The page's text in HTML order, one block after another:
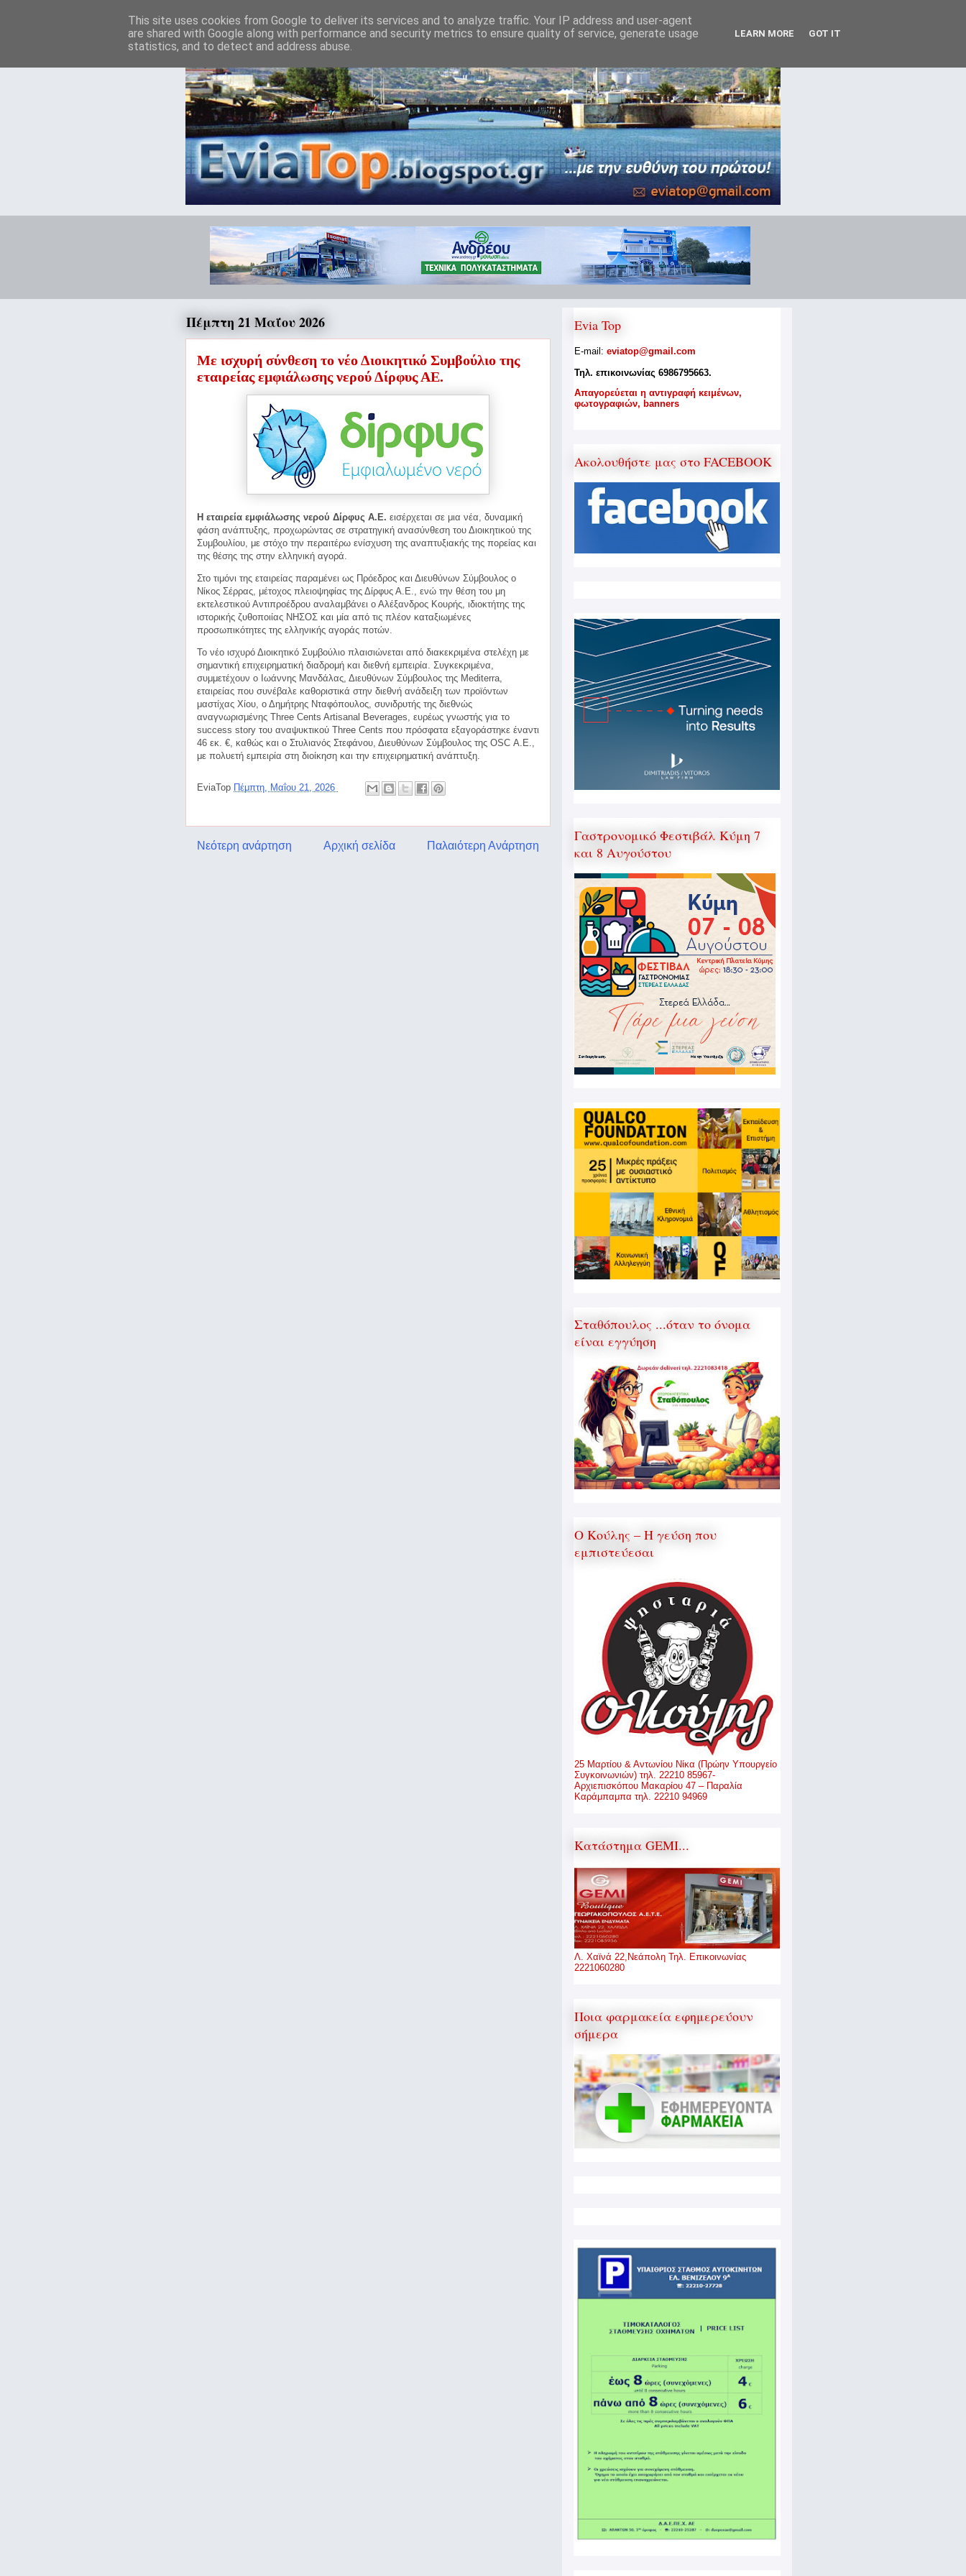
Πέμπτη 21 Μαΐου 2026
Με ισχυρή σύνθεση το νέο Διοικητικό Συμβούλιο της
εταιρείας εμφιάλωσης νερού Δίρφυς ΑΕ.
Η εταιρεία εμφιάλωσης νερού Δίρφυς Α.Ε. εισέρχεται σε μια νέα, δυναμική
φάση ανάπτυξης, προχωρώντας σε στρατηγική ανασύνθεση του Διοικητικού της
Συμβουλίου, με στόχο την περαιτέρω ενίσχυση της αναπτυξιακής της πορείας και
της θέσης της στην ελληνική αγορά.
Στο τιμόνι της εταιρείας παραμένει ως Πρόεδρος και Διευθύνων Σύμβουλος o
Νίκος Σέρρας, μέτοχος πλειοψηφίας της Δίρφυς Α.Ε., ενώ την θέση του μη
εκτελεστικού Αντιπροέδρου αναλαμβάνει ο Αλέξανδρος Κουρής, ιδιοκτήτης της
ιστορικής ζυθοποιίας ΝΗΣΟΣ και μία από τις πλέον καταξιωμένες
προσωπικότητες της ελληνικής αγοράς ποτών.
Το νέο ισχυρό Διοικητικό Συμβούλιο πλαισιώνεται από διακεκριμένα στελέχη με
σημαντική επιχειρηματική διαδρομή και διεθνή εμπειρία. Συγκεκριμένα,
συμμετέχουν ο Ιωάννης Μανδάλας, Διευθύνων Σύμβουλος της Mediterra,
εταιρείας που συνέβαλε καθοριστικά στην διεθνή ανάδειξη των προϊόντων
μαστίχας Χίου, ο Δημήτρης Νταφόπουλος, συνιδρυτής της διεθνώς
αναγνωρισμένης Three Cents Artisanal Beverages, ευρέως γνωστής για το
success story του αναψυκτικού Three Cents που πρόσφατα εξαγοράστηκε έναντι
46 εκ. €, καθώς και ο Στυλιανός Στεφάνου, Διευθύνων Σύμβουλος της OSC Α.Ε.,
με πολυετή εμπειρία στη διοίκηση και την επιχειρηματική ανάπτυξη.
EviaTop Πέμπτη, Μαΐου 21, 2026
Νεότερη ανάρτηση Παλαιότερη Ανάρτηση
Αρχική σελίδα
Evia Top
E-mail: eviatop@gmail.com
Τηλ. επικοινωνίας 6986795663.
Aπαγορεύεται η αντιγραφή κειμένων,
φωτογραφιών, banners
Ακολουθήστε μας στο FACEBOOK
Γαστρονομικό Φεστιβάλ Κύμη 7
και 8 Αυγούστου
Σταθόπουλος ...όταν το όνομα
είναι εγγύηση
Ο Κούλης – Η γεύση που
εμπιστεύεσαι
25 Μαρτίου & Αντωνίου Νίκα (Πρώην Υπουργείο
Συγκοινωνιών) τηλ. 22210 85967-
Αρχιεπισκόπου Μακαρίου 47 – Παραλία
Καράμπαμπα τηλ. 22210 94969
Κατάστημα GEMI...
Λ. Χαϊνά 22,Νεάπολη Τηλ. Επικοινωνίας
2221060280
Ποια φαρμακεία εφημερεύουν
σήμερα
This site uses cookies from Google to deliver its services and to analyze traffic. Your IP address and user-agent
are shared with Google along with performance and security metrics to ensure quality of service, generate usage
statistics, and to detect and address abuse.
LEARN MORE GOT IT